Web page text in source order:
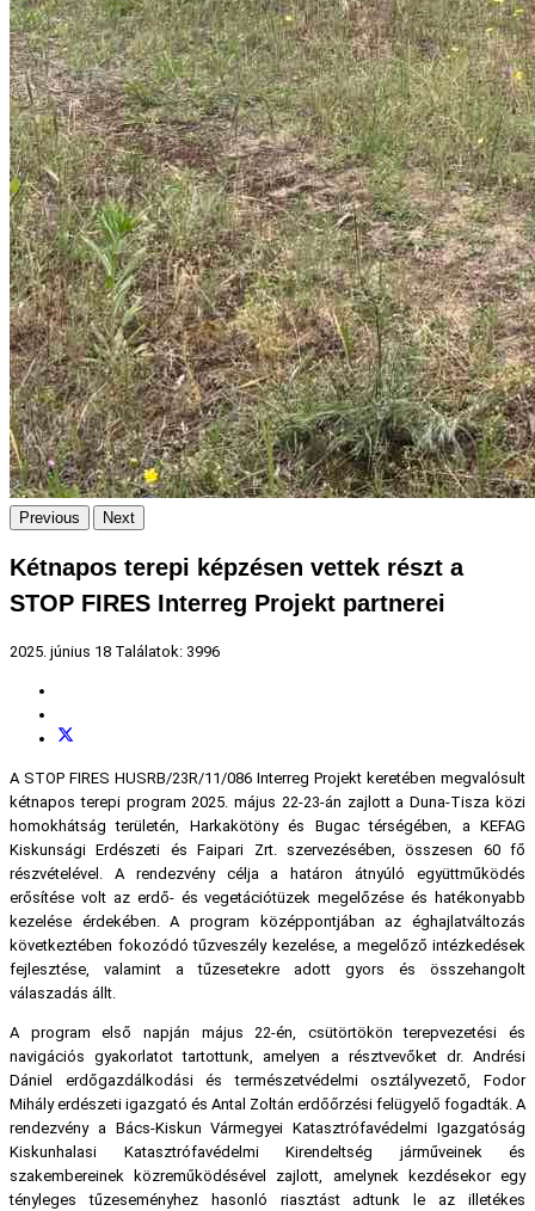
Previous Next
Kétnapos terepi képzésen vettek részt a
STOP FIRES Interreg Projekt partnerei
2025. június 18 Találatok: 3996
A STOP FIRES HUSRB/23R/11/086 Interreg Projekt keretében megvalósult
kétnapos terepi program 2025. május 22-23-án zajlott a Duna-Tisza közi
homokhátság területén, Harkakötöny és Bugac térségében, a KEFAG
Kiskunsági Erdészeti és Faipari Zrt. szervezésében, összesen 60 fő
részvételével. A rendezvény célja a határon átnyúló együttműködés
erősítése volt az erdő- és vegetációtüzek megelőzése és hatékonyabb
kezelése érdekében. A program középpontjában az éghajlatváltozás
következtében fokozódó tűzveszély kezelése, a megelőző intézkedések
fejlesztése, valamint a tűzesetekre adott gyors és összehangolt
válaszadás állt.
A program első napján május 22-én, csütörtökön terepvezetési és
navigációs gyakorlatot tartottunk, amelyen a résztvevőket dr. Andrési
Dániel erdőgazdálkodási és természetvédelmi osztályvezető, Fodor
Mihály erdészeti igazgató és Antal Zoltán erdőőrzési felügyelő fogadták. A
rendezvény a Bács-Kiskun Vármegyei Katasztrófavédelmi Igazgatóság
Kiskunhalasi Katasztrófavédelmi Kirendeltség járműveinek és
szakembereinek közreműködésével zajlott, amelynek kezdésekor egy
tényleges tűzeseményhez hasonló riasztást adtunk le az illetékes